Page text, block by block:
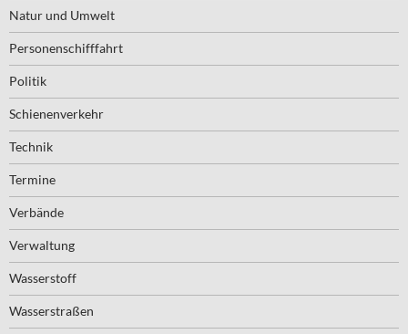
Natur und Umwelt
Personenschifffahrt
Politik
Schienenverkehr
Technik
Termine
Verbände
Verwaltung
Wasserstoff
Wasserstraßen